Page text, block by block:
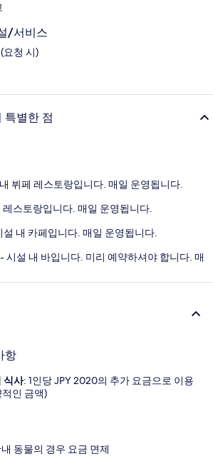
/서비스
요청 시)
특별한 점
뷔페 레스토랑입니다. 매일 운영됩니다.
레스토랑입니다. 매일 운영됩니다.
설 내 카페입니다. 매일 운영됩니다.
시설 내 바입니다. 미리 예약하셔야 합니다. 매
항
식사: 1인당 JPY 2020의 추가 요금으로 이용
인 금액)
동물의 경우 요금 면제